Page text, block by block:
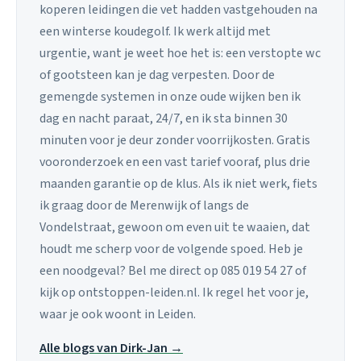
koperen leidingen die vet hadden vastgehouden na
een winterse koudegolf. Ik werk altijd met
urgentie, want je weet hoe het is: een verstopte wc
of gootsteen kan je dag verpesten. Door de
gemengde systemen in onze oude wijken ben ik
dag en nacht paraat, 24/7, en ik sta binnen 30
minuten voor je deur zonder voorrijkosten. Gratis
vooronderzoek en een vast tarief vooraf, plus drie
maanden garantie op de klus. Als ik niet werk, fiets
ik graag door de Merenwijk of langs de
Vondelstraat, gewoon om even uit te waaien, dat
houdt me scherp voor de volgende spoed. Heb je
een noodgeval? Bel me direct op 085 019 54 27 of
kijk op ontstoppen-leiden.nl. Ik regel het voor je,
waar je ook woont in Leiden.
Alle blogs van Dirk-Jan →